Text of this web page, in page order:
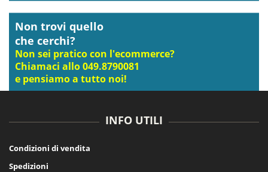
Non trovi quello
che cerchi?
Non sei pratico con l'ecommerce?
Chiamaci allo 049.8790081
e pensiamo a tutto noi!
INFO UTILI
Condizioni di vendita
Spedizioni